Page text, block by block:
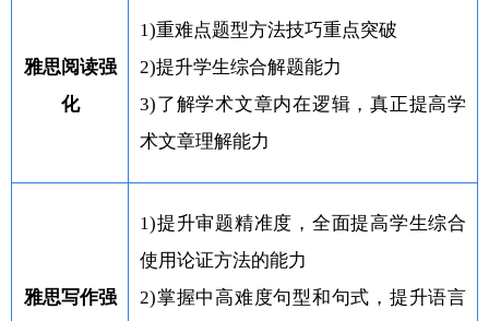
雅思阅读强
化
1)重难点题型方法技巧重点突破
2)提升学生综合解题能力
3)了解学术文章内在逻辑，真正提高学
术文章理解能力
雅思写作强
1)提升审题精准度，全面提高学生综合
使用论证方法的能力
2)掌握中高难度句型和句式，提升语言